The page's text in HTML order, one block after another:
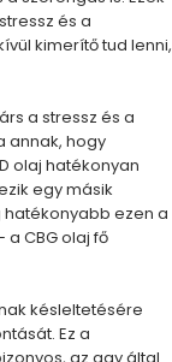
és a
kimerítő tud lenni,
a stressz és a
annak, hogy
olaj hatékonyan
egy másik
ezen a
CBG olaj fő
késleltetésére
Ez a